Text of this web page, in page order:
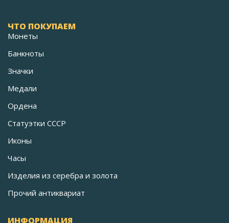
ЧТО ПОКУПАЕМ
Монеты
Банкноты
Значки
Медали
Ордена
Статуэтки СССР
Иконы
Часы
Изделия из серебра и золота
Прочий антиквариат
ИНФОРМАЦИЯ